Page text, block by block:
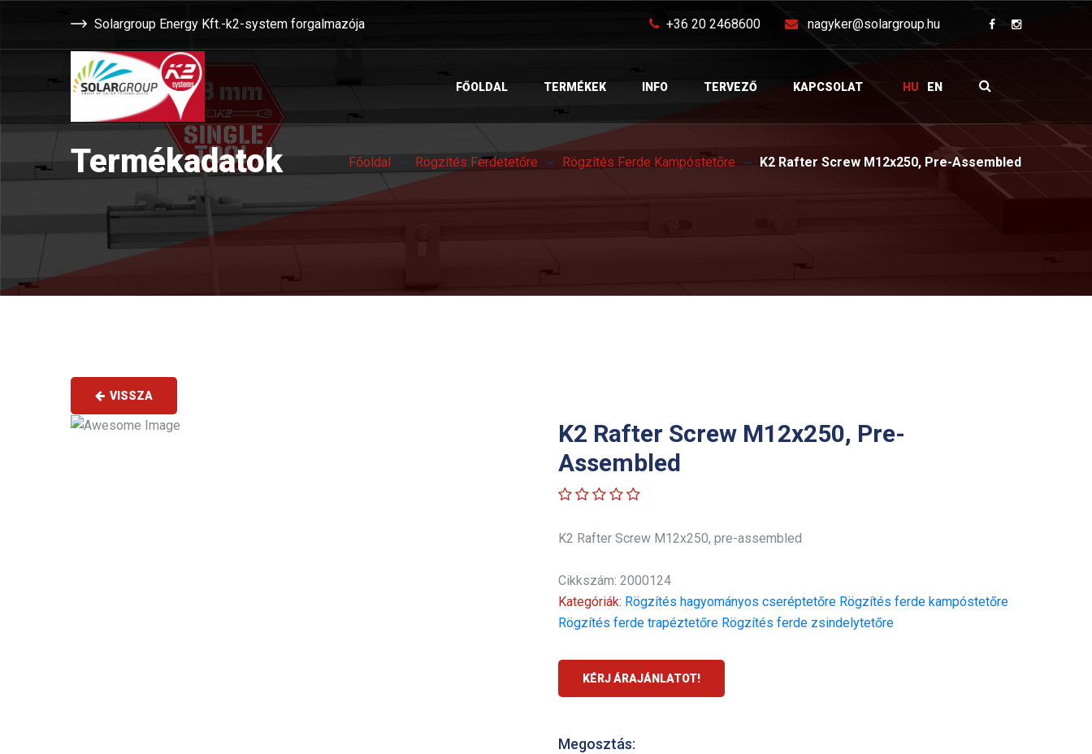
Solargroup Energy Kft.-k2-system forgalmazója +36 20 2468600 nagyker@solargroup.hu
FŐOLDAL TERMÉKEK INFO TERVEZŐ KAPCSOLAT HU EN
Termékadatok Főoldal Rögzítés Ferdetetőre Rögzítés Ferde Kampóstetőre K2 Rafter Screw M12x250, Pre-Assembled
VISSZA
K2 Rafter Screw M12x250, Pre-
Assembled
K2 Rafter Screw M12x250, pre-assembled
Cikkszám: 2000124
Kategóriák: Rögzítés hagyományos cseréptetőre Rögzítés ferde kampóstetőre
Rögzítés ferde trapéztetőre Rögzítés ferde zsindelytetőre
KÉRJ ÁRAJÁNLATOT!
Megosztás: